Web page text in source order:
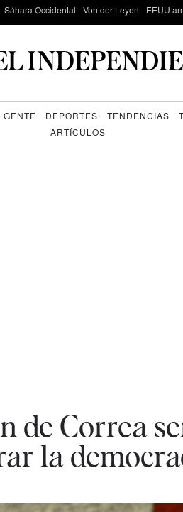
Sáhara Occidental Von der Leyen EEUU
GENTE DEPORTES TENDENCIAS
ARTÍCULOS
de Correa
la